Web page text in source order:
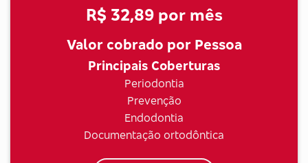
R$ 32,89por mês
Valor cobrado por Pessoa
Principais Coberturas
Periodontia
Prevenção
Endodontia
Documentação ortodôntica